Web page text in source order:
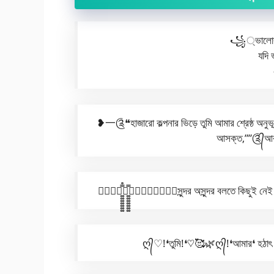
যদি
❥一༊❝হাজারো কল্পনার ভিড়ে তুমি আমার শ্রেষ্ঠ
আসক্ত,””༊᭄আর
♥⃪⃝༓͚͚͚͚͚͚͚̿̊༓͚͚͚͚͚͚͚̿➤⃟❝❝❝❝❝❝সুন্দর অসুন্দর বলতে কিছুই নেই
ღ᭄♡!❛তুমি!❛♡🥰🌿ღ᭄!❛আমার❛ হঠাৎ